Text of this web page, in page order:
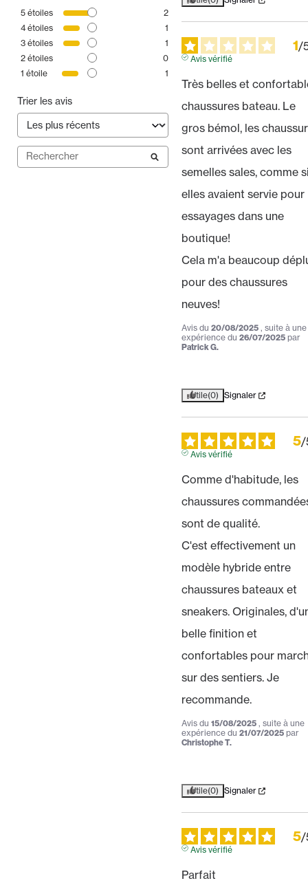
5 étoiles
2
4étoiles
1
3 étoiles
1
2 étoiles
0
1 étoile 1
Trier les avis
1/
Avis vérifié
Très belles et
chaussures bateau. Le
gros bémol, les
sont arrivées avec les
semelles sales, comme
elles avaient servie pour
essayages dans une
boutique!
Cela m'a beaucoup
pour des chaussures
neuves!
Avis du20/08/2025 , suite à une
expérience du26/07/2025 par
Patrick G.
Utile(0) Signaler
5/
Avis vérifié
Comme d'habitude, les
chaussures
sont de qualité.
C'est effectivement un
modèle hybride entre
chaussures bateaux et
sneakers. Originales,
belle finition et
confortables pour
sur des sentiers. Je
recommande.
Avis du15/08/2025 , suite à une
expérience du21/07/2025 par
Christophe T.
Utile(0) Signaler
5/
Avis vérifié
Parfait